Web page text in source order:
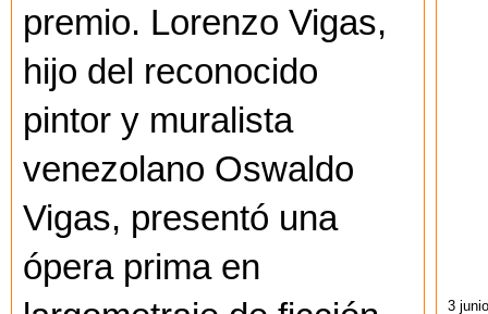
premio. Lorenzo Vigas,
hijo del reconocido
pintor y muralista
venezolano Oswaldo
Vigas, presentó una
ópera prima en
3